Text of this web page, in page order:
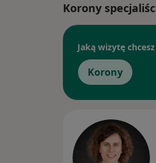
Korony
Jaką wizytę
Korony